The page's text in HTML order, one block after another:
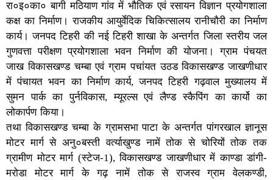
रा०इ०का० बागी मठियाण गांव में भौतिक एवं रसायन विज्ञान प्रयोगशाला
कक्ष का निर्माण। राजकीय आयुर्वेदिक चिकित्सालय रानीचौरी का निर्माण
कार्य। जनपद टिहरी की नई टिहरी शाखा के अन्तर्गत जिला स्तरीय जल
गुणवत्ता परीक्षण प्रयोगशाला भवन निर्माण की योजना। ग्राम पंचयत
जाख विकासखण्ड चम्बा एवं ग्राम पचांयत उठड विकासखण्ड जाखणीधार
में पंचायत भवन का निर्माण कार्य, जनपद टिहरी गढ़वाल मुख्यालय में
सुमन पार्क का पुर्नविकास, म्यूरल्स एवं लैण्ड स्कैपिंग का कार्यो का
लोकार्पण किया।
तथा विकासखण्ड चम्बा के ग्रामसभा पाटा के अन्तर्गत पांगरखाल ज्ञानूस
मोटर मार्ग से अनु०बस्ती वर्त्याखुण्ड नामें तोक से चोरियों तोक तक
ग्रामीण मोटर मार्ग (स्टेज-1), विकासखण्ड जाखणीधार में काण्डा डांगी-
मरोडा मोटर मार्ग के गढ़ नामें तोक से राजस्व ग्राम वेलकण्डी,